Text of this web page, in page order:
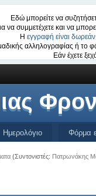
Εδώ μπορείτε να
να συμμετέχετε και να
Η εγγραφή είναι δωρεάν
αλληλογραφίας ή
Εάν έχετε
Ημερολόγιο Φόρμα
(Συντονιστές: Πατρωνάκης